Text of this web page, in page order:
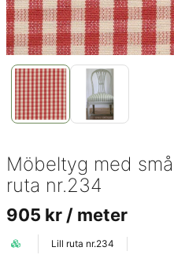
Möbeltyg med
ruta nr.234
905 kr / meter
Lill ruta nr.234